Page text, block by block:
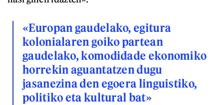
«Europan gaudelako, egitura
kolonialaren goiko partean
gaudelako, komodidade ekonomiko
horrekin aguantatzen dugu
jasanezina den egoera linguistiko,
politiko eta kultural bat»